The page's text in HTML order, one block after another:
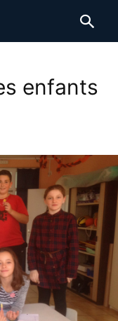
enfants